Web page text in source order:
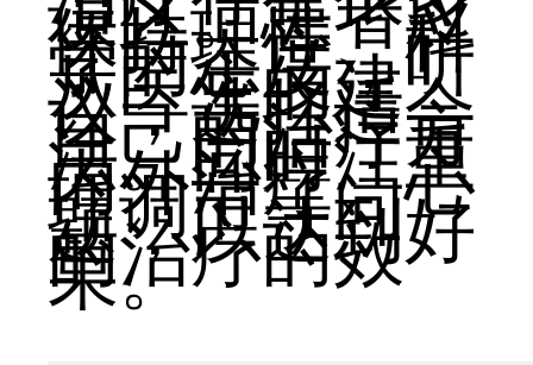
误区。患者应
保持理性、科
学的态度，听
从医生的建
议，选择适合
自己的治疗方
法。同时注重
内外治疗、心
理调节等问
题，以达到好
的治疗的效
果。